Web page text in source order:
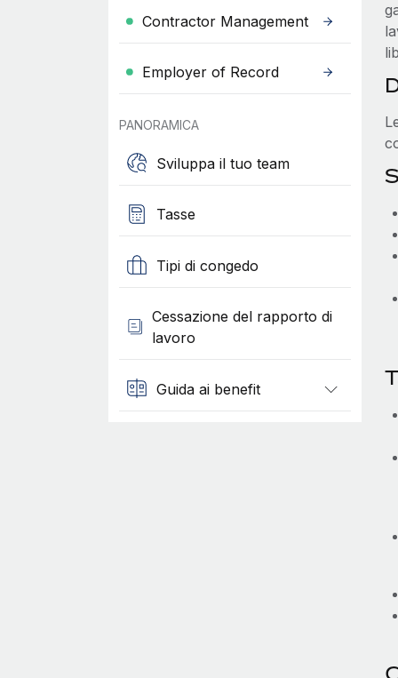
Contractor Management
Employer of Record
PANORAMICA
Sviluppa il tuo team
Tasse
Tipi di congedo
Cessazione del rapporto di
lavoro
Guida ai benefit